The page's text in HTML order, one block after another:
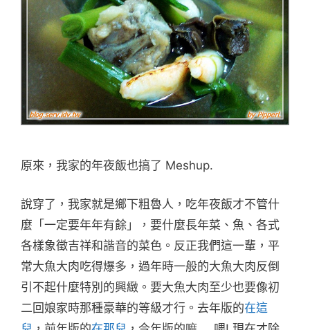
原來，我家的年夜飯也搞了 Meshup.
說穿了，我家就是鄉下粗魯人，吃年夜飯才不管什
麼「一定要年年有餘」，要什麼長年菜、魚、各式
各樣象徵吉祥和諧音的菜色。反正我們這一輩，平
常大魚大肉吃得爆多，過年時一般的大魚大肉反倒
引不起什麼特別的興緻。要大魚大肉至少也要像初
二回娘家時那種豪華的等級才行。去年版的在這